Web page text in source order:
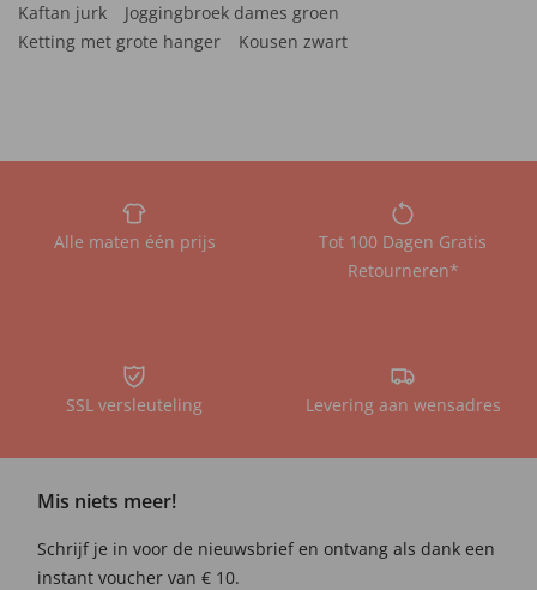
Kaftan jurk
Joggingbroek dames groen
Ketting met grote hanger
Kousen zwart
Alle maten één prijs
Tot 100 Dagen Gratis
Retourneren*
SSL versleuteling Levering aan wensadres
Mis niets meer!
Schrijf je in voor de nieuwsbrief en ontvang als dank een
instant voucher van € 10.